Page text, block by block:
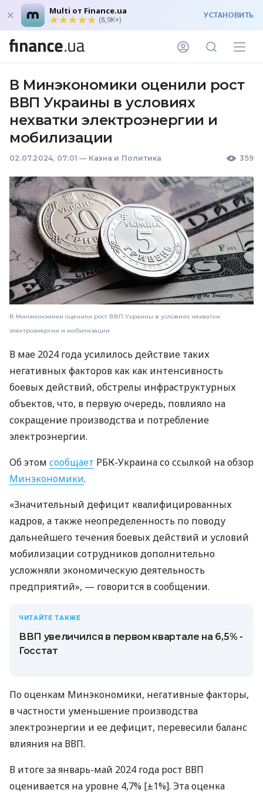
Multi от Finance.ua
(8,9K+) УСТАНОВИТЬ
В Минэкономики оценили рост
ВВП Украины в условиях
нехватки электроэнергии и
мобилизации
02.07.2024, 07:01 — Казна и Политика 359
В Минэкономики оценили рост ВВП Украины в условиях нехватки
электроэнергии и мобилизации
В мае 2024 года усилилось действие таких
негативных факторов как как интенсивность
боевых действий, обстрелы инфраструктурных
объектов, что, в первую очередь, повлияло на
сокращение производства и потребление
электроэнергии.
Об этом сообщает РБК-Украина со ссылкой на обзор
Минэкономики.
«Значительный дефицит квалифицированных
кадров, а также неопределенность по поводу
дальнейшего течения боевых действий и условий
мобилизации сотрудников дополнительно
усложняли экономическую деятельность
предприятий», — говорится в сообщении.
ЧИТАЙТЕ ТАКЖЕ
ВВП увеличился в первом квартале на 6,5% -
Госстат
По оценкам Минэкономики, негативные факторы,
в частности уменьшение производства
электроэнергии и ее дефицит, перевесили баланс
влияния на ВВП.
В итоге за январь-май 2024 года рост ВВП
оценивается на уровне 4,7% [±1%]. Эта оценка